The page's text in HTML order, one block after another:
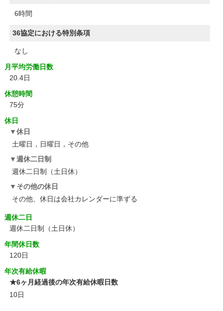
6時間
36協定における特別条項
なし
月平均労働日数
20.4日
休憩時間
75分
休日
休日
土曜日，日曜日，その他
週休二日制
週休二日制（土日休）
その他の休日
その他、休日は会社カレンダーに準ずる
週休二日
週休二日制（土日休）
年間休日数
120日
年次有給休暇
★6ヶ月経過後の年次有給休暇日数
10日